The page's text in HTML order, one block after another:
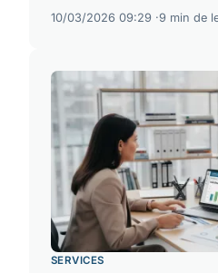
10/03/2026 09:29 9 min de
SERVICES